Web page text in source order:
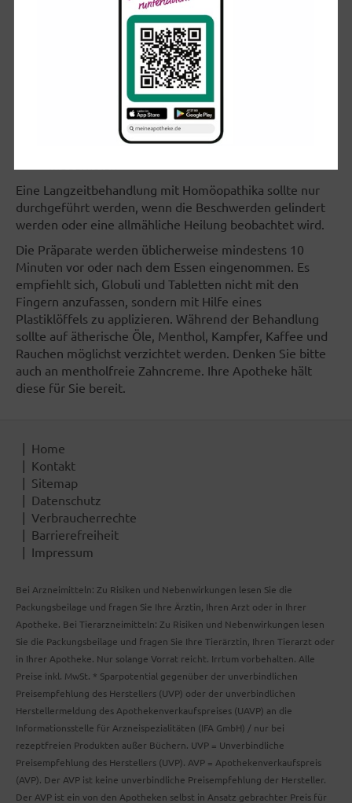
Falls keine zusätzlichen Empfehlungen abgegeben
worden sind, können perorale Homöopathika
folgendermaßen dosiert werden:
3 mal täglich 5 Globuli, 5 Tropfen oder 1
2 mal täglich 5 Globuli, 5 Tropfen oder 1
Einmalgabe, evtl. wöchentlich
Eine Langzeitbehandlung mit Homöopathika sollte nur
durchgeführt werden, wenn die Beschwerden gelindert
werden oder eine allmähliche Heilung beobachtet wird.
Die Präparate werden üblicherweise mindestens 10
Minuten vor oder nach dem Essen eingenommen. Es
empfiehlt sich, Globuli und Tabletten nicht mit den
Fingern anzufassen, sondern mit Hilfe eines
Plastiklöffels zu applizieren. Während der Behandlung
sollte auf ätherische Öle, Menthol, Kampfer, Kaffee und
Rauchen möglichst verzichtet werden. Denken Sie bitte
auch an mentholfreie Zahncreme. Ihre Apotheke hält
diese für Sie bereit.
Home
Kontakt
Sitemap
Datenschutz
Verbraucherrechte
Barrierefreiheit
Impressum
Bei Arzneimitteln: Zu Risiken und Nebenwirkungen lesen Sie die
Packungsbeilage und fragen Sie Ihre Ärztin, Ihren Arzt oder in Ihrer
Apotheke. Bei Tierarzneimitteln: Zu Risiken und Nebenwirkungen lesen
Sie die Packungsbeilage und fragen Sie Ihre Tierärztin, Ihren Tierarzt oder
in Ihrer Apotheke. Nur solange Vorrat reicht. Irrtum vorbehalten. Alle
Preise inkl. MwSt. * Sparpotential gegenüber der unverbindlichen
Preisempfehlung des Herstellers (UVP) oder der unverbindlichen
Herstellermeldung des Apothekenverkaufspreises (UAVP) an die
Informationsstelle für Arzneispezialitäten (IFA GmbH) / nur bei
rezeptfreien Produkten außer Büchern. UVP = Unverbindliche
Preisempfehlung des Herstellers (UVP). AVP = Apothekenverkaufspreis
(AVP). Der AVP ist keine unverbindliche Preisempfehlung der Hersteller.
Der AVP ist ein von den Apotheken selbst in Ansatz gebrachter Preis für